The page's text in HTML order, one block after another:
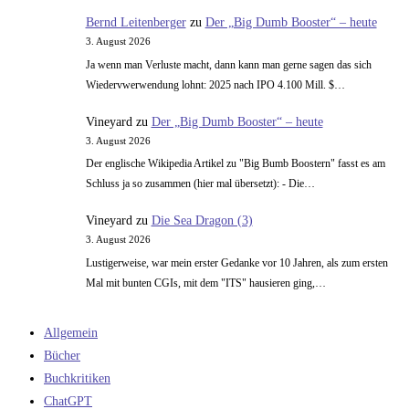
Bernd Leitenbergerzu Der „Big Dumb Booster“ – heute
3. August 2026
Ja wenn man Verluste macht, dann kann man gerne sagen das sich
Wiedervwerwendung lohnt: 2025 nach IPO 4.100 Mill. $…
Vineyard zu Der „Big Dumb Booster“ – heute
3. August 2026
Der englische Wikipedia Artikel zu "Big Bumb Boostern" fasst es am
Schluss ja so zusammen (hier mal übersetzt): - Die…
Vineyardzu Die Sea Dragon (3)
3. August 2026
Lustigerweise, war mein erster Gedanke vor 10 Jahren, als zum ersten
Mal mit bunten CGIs, mit dem "ITS" hausieren ging,…
Allgemein
Bücher
Buchkritiken
ChatGPT